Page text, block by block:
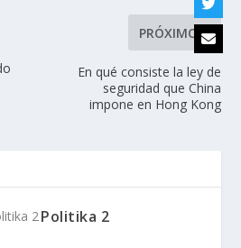
PRÓXIMO
En qué consiste la ley de
seguridad que China
impone en Hong Kong
Politika 2